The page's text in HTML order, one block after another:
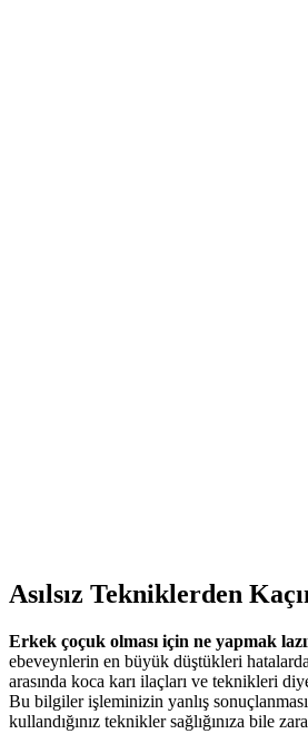
Asılsız Tekniklerden
Erkek çoçuk olması için ne yapmak
ebeveynlerin en büyük düştükleri
arasında koca karı ilaçları ve teknikleri
Bu bilgiler işleminizin yanlış
kullandığınız teknikler sağlığınıza bile